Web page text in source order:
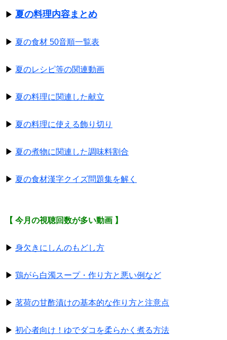
▶ 夏の料理内容まとめ
▶ 夏の食材 50音順一覧表
▶ 夏のレシピ等の関連動画
▶ 夏の料理に関連した献立
▶ 夏の料理に使える飾り切り
▶ 夏の煮物に関連した調味料割合
▶ 夏の食材漢字クイズ問題集を解く
【 今月の視聴回数が多い動画 】
▶ 身欠きにしんのもどし方
▶ 鶏がら白濁スープ・作り方と悪い例など
▶ 茗荷の甘酢漬けの基本的な作り方と注意点
▶ 初心者向け！ゆでダコを柔らかく煮る方法